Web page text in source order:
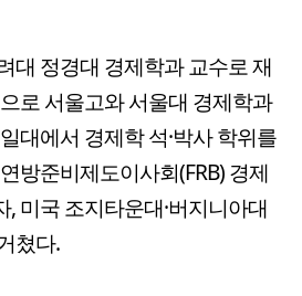
대 정경대 경제학과 교수로 재
로 서울고와 서울대 경제학과
대에서 경제학 석·박사 학위를
방준비제도이사회(FRB) 경제
미국 조지타운대·버지니아대
쳤다.